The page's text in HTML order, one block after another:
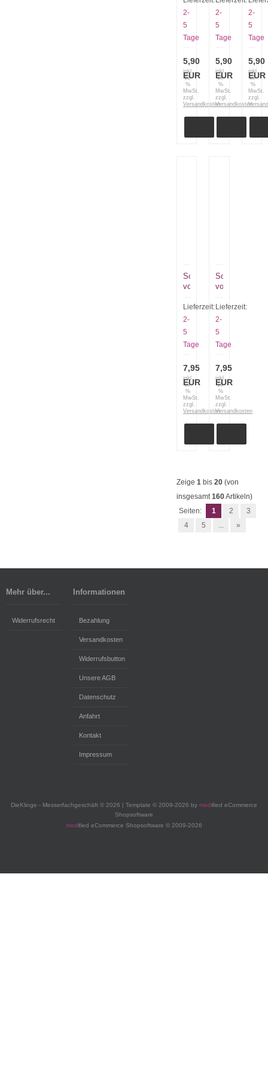
Tafelmesser
rot
6.7831
2-
5
Tage
5,90
EUR
inkl.
19
%
MwSt.
zzgl.
Versandkosten
Tafelmesser
schwarz
6.7833
2-
5
Tage
5,90
EUR
inkl.
19
%
MwSt.
zzgl.
Versandkosten
und
rot
2-
5
Tage
5,90
EUR
inkl.
19
%
MwSt.
zzgl.
Schmiermesser
von
No.117
in
grasgrün
Lieferzeit:
2-
5
Tage
7,95
EUR
inkl.
19
%
MwSt.
zzgl.
Versandkosten
von
No.117
in
brombeer
Lieferzeit:
2-
5
Tage
7,95
EUR
inkl.
19
%
MwSt.
zzgl.
Versandkosten
Zeige 1 bis 20 (von
insgesamt160Artikeln)
Seiten:
1 2
3
4
5 ... »
Mehr über...
Widerrufsrecht
Informationen
Bezahlung
Versandkosten
Widerrufsbutton
Unsere AGB
Datenschutz
Anfahrt
Kontakt
Impressum
DieKlinge - Messerfachgeschäft © 2026 | Template © 2009-2026 by modified eCommerce
Shopsoftware
modified eCommerce Shopsoftware © 2009-2026